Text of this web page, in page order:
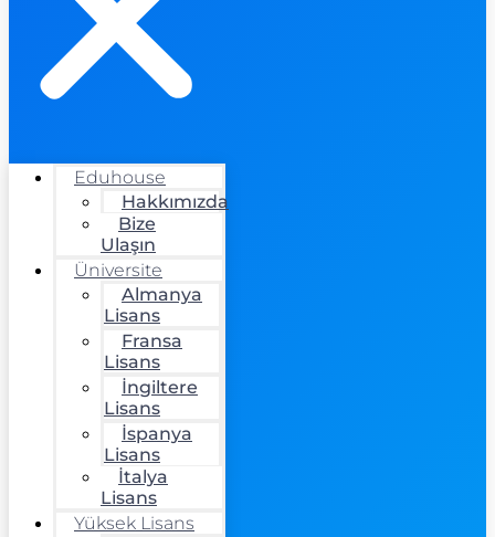
Eduhouse
Hakkımızda
Bize
Ulaşın
Üniversite
Almanya
Lisans
Fransa
Lisans
İngiltere
Lisans
İspanya
Lisans
İtalya
Lisans
Yüksek Lisans